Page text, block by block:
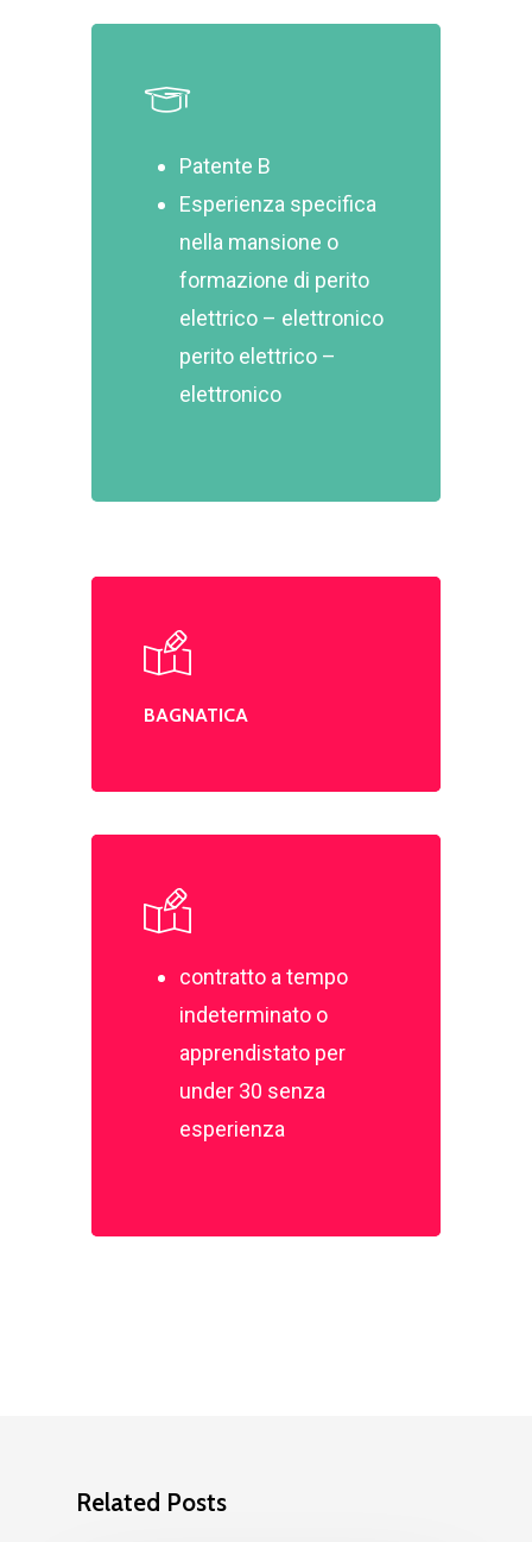
Patente B
Esperienza specifica
nella mansione o
formazione di perito
elettrico – elettronico
perito elettrico –
elettronico
BAGNATICA
contratto a tempo
indeterminato o
apprendistato per
under 30 senza
esperienza
Related Posts